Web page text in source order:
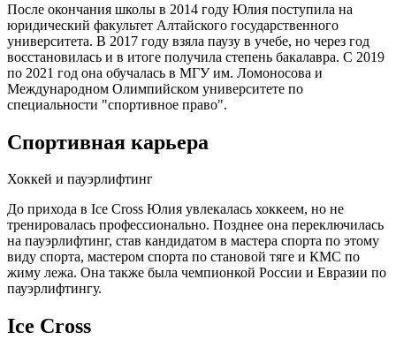
После окончания школы в 2014 году Юлия поступила на
юридический факультет Алтайского государственного
университета. В 2017 году взяла паузу в учебе, но через год
восстановилась и в итоге получила степень бакалавра. С 2019
по 2021 год она обучалась в МГУ им. Ломоносова и
Международном Олимпийском университете по
специальности "спортивное право".
Спортивная карьера
Хоккей и пауэрлифтинг
До прихода в Ice Cross Юлия увлекалась хоккеем, но не
тренировалась профессионально. Позднее она переключилась
на пауэрлифтинг, став кандидатом в мастера спорта по этому
виду спорта, мастером спорта по становой тяге и КМС по
жиму лежа. Она также была чемпионкой России и Евразии по
пауэрлифтингу.
Ice Cross